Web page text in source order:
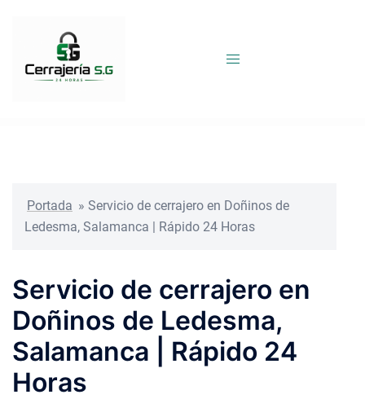
Portada » Servicio de cerrajero en Doñinos de
Ledesma, Salamanca | Rápido 24 Horas
Servicio de cerrajero en
Doñinos de Ledesma,
Salamanca | Rápido 24
Horas